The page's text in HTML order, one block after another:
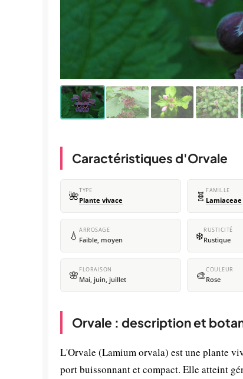
Caractéristiques d'Orvale
🌺TYPE
Plante vivace 🧬 FAMILLE
Lamiaceae
💧 ARROSAGE
Faible, moyen ❄️RUSTICITÉ
Rustique
🌸 FLORAISON
Mai, juin, juillet 🎨COULEUR
Rose
Orvale : description et
L'Orvale (Lamium orvala) est une plante
port buissonnant et compact. Elle atteint